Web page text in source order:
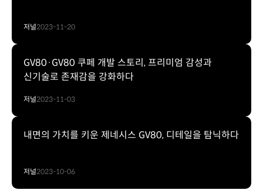
저널2023-11-20
GV80·GV80 쿠페 개발 스토리, 프리미엄 감성과
신기술로 존재감을 강화하다
저널2023-11-03
내면의 가치를 키운 제네시스 GV80, 디테일을 탐닉하다
저널2023-10-06